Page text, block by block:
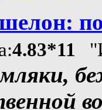
4.83*11